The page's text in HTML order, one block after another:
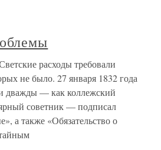
расходы требовали
не было. 27 января 1832 года
дважды — как коллежский
советник — подписал
а также «Обязательство о